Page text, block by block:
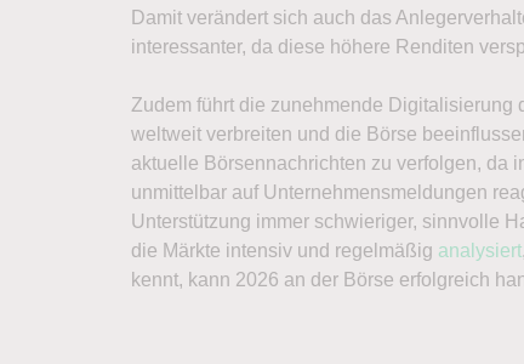
Damit verändert sich auch das
interessanter, da diese höhere Renditen
Zudem führt die zunehmende Digitalisierung
weltweit verbreiten und die Börse
aktuelle Börsennachrichten zu verfolgen, da
unmittelbar auf Unternehmensmeldungen
Unterstützung immer schwieriger, sinnvolle
die Märkte intensiv und regelmäßig analysiert
kennt, kann 2026 an der Börse erfolgreich